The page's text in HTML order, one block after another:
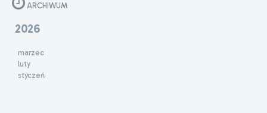
ARCHIWUM
2026
marzec
luty
styczeń